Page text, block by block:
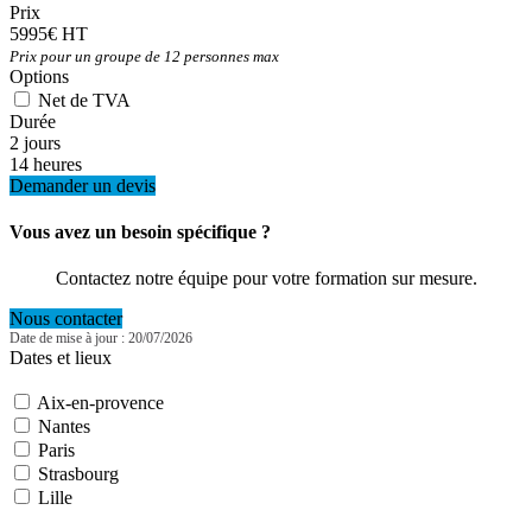
Prix
5995€ HT
Prix pour un groupe de 12 personnes max
Options
Net de TVA
Durée
2 jours
14 heures
Demander un devis
Vous avez un besoin spécifique ?
Contactez notre équipe pour votre formation sur mesure.
Nous contacter
Date de mise à jour : 20/07/2026
Dates et lieux
Aix-en-provence
Nantes
Paris
Strasbourg
Lille